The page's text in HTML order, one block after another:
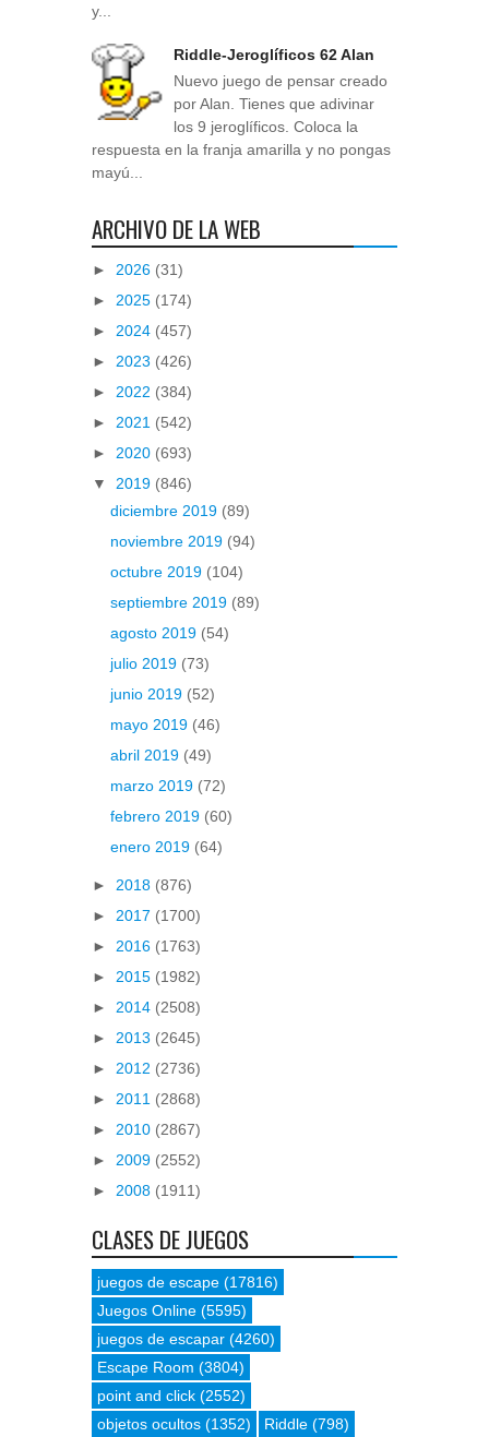
y...
Riddle-Jeroglíficos 62 Alan
Nuevo juego de pensar creado
por Alan. Tienes que adivinar
los 9 jeroglíficos. Coloca la
respuesta en la franja amarilla y no pongas
mayú...
ARCHIVO DE LA WEB
► 2026 (31)
► 2025 (174)
► 2024 (457)
► 2023 (426)
► 2022 (384)
► 2021 (542)
► 2020 (693)
▼ 2019 (846)
diciembre 2019 (89)
noviembre 2019 (94)
octubre 2019 (104)
septiembre 2019 (89)
agosto 2019 (54)
julio 2019 (73)
junio 2019 (52)
mayo 2019 (46)
abril 2019 (49)
marzo 2019 (72)
febrero 2019 (60)
enero 2019 (64)
► 2018 (876)
► 2017 (1700)
► 2016 (1763)
► 2015 (1982)
► 2014 (2508)
► 2013 (2645)
► 2012 (2736)
► 2011 (2868)
► 2010 (2867)
► 2009 (2552)
► 2008 (1911)
CLASES DE JUEGOS
juegos de escape (17816)
Juegos Online (5595)
juegos de escapar (4260)
Escape Room (3804)
point and click (2552)
objetos ocultos (1352) Riddle (798)